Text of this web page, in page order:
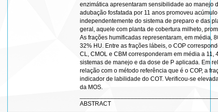
enzimática apresentaram sensibilidade ao manejo
adubação fosfatada por 11 anos promoveu
independentemente do sistema de preparo e das
geral, aquele com planta de cobertura milheto,
As frações humificadas representaram, em média,
32% HU. Entre as frações lábeis, o COP
CL, CMOL e CBM corresponderam em média a
sistemas de manejo e da dose de P aplicada. Em
relação com o método referência que é o COP, a
indicador de labilidade do COT. Verificou-se
da MOS.
ABSTRACT